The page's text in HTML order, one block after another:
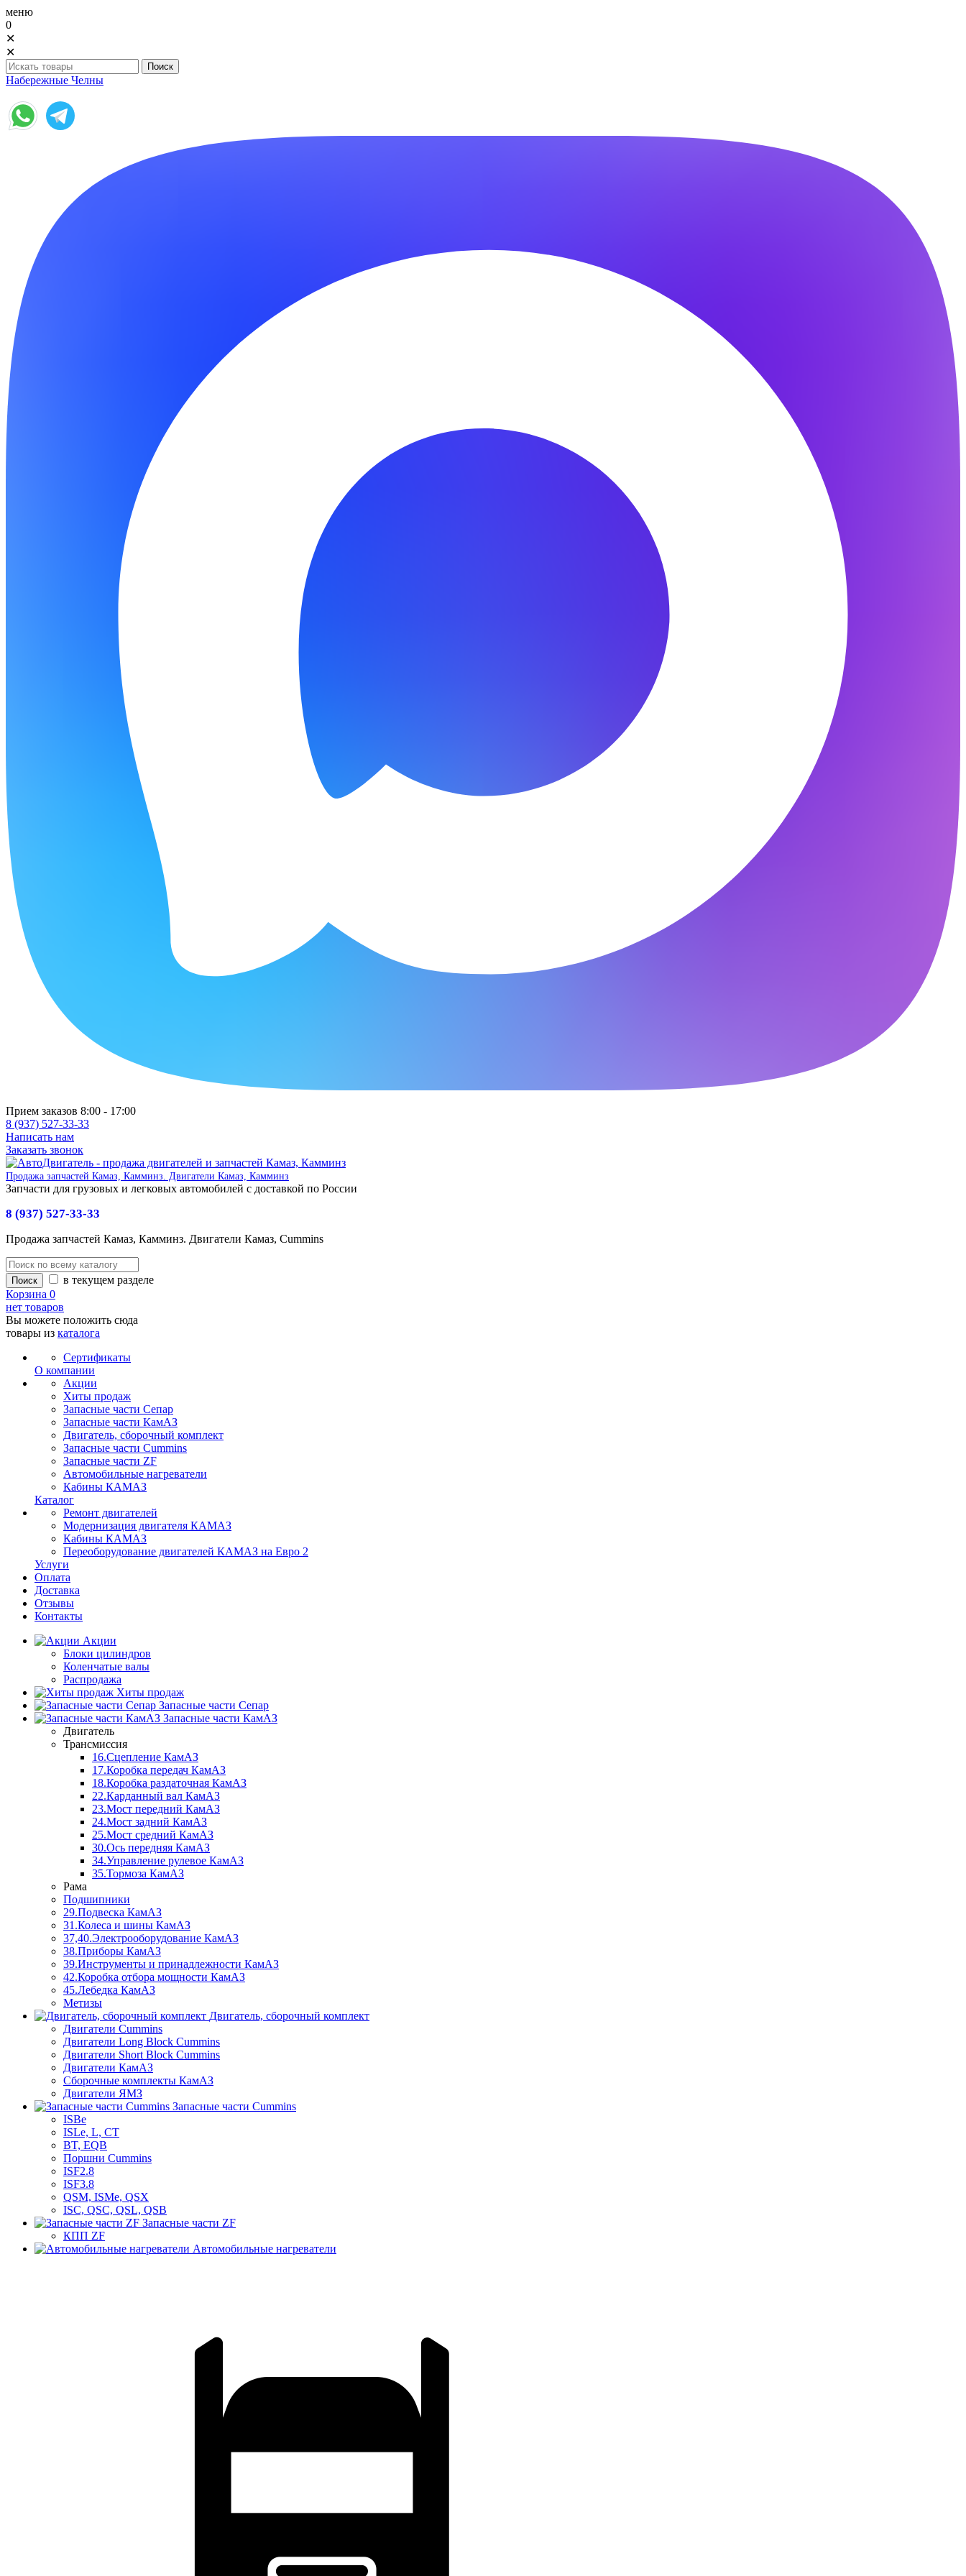
меню
0
✕
✕
Набережные Челны
Прием заказов 8:00 - 17:00
8 (937) 527-33-33
Написать нам
Заказать звонок
Продажа запчастей Камаз, Камминз. Двигатели Камаз, Камминз
Запчасти для грузовых и легковых автомобилей с доставкой по России
8 (937) 527-33-33
Продажа запчастей Камаз, Камминз. Двигатели Камаз, Cummins
в текущем разделе
Корзина 0
нет товаров
Вы можете положить сюда
товары из каталога
Сертификаты
О компании
Акции
Хиты продаж
Запасные части Сепар
Запасные части КамАЗ
Двигатель, сборочный комплект
Запасные части Cummins
Запасные части ZF
Автомобильные нагреватели
Кабины КАМАЗ
Каталог
Ремонт двигателей
Модернизация двигателя КАМАЗ
Кабины КАМАЗ
Переоборудование двигателей КАМАЗ на Евро 2
Услуги
Оплата
Доставка
Отзывы
Контакты
Акции
Блоки цилиндров
Коленчатые валы
Распродажа
Хиты продаж
Запасные части Сепар
Запасные части КамАЗ
Двигатель
Трансмиссия
16.Сцепление КамАЗ
17.Коробка передач КамАЗ
18.Коробка раздаточная КамАЗ
22.Карданный вал КамАЗ
23.Мост передний КамАЗ
24.Мост задний КамАЗ
25.Мост средний КамАЗ
30.Ось передняя КамАЗ
34.Управление рулевое КамАЗ
35.Тормоза КамАЗ
Рама
Подшипники
29.Подвеска КамАЗ
31.Колеса и шины КамАЗ
37,40.Электрооборудование КамАЗ
38.Приборы КамАЗ
39.Инструменты и принадлежности КамАЗ
42.Коробка отбора мощности КамАЗ
45.Лебедка КамАЗ
Метизы
Двигатель, сборочный комплект
Двигатели Cummins
Двигатели Long Bloсk Cummins
Двигатели Short Bloсk Cummins
Двигатели КамАЗ
Сборочные комплекты КамАЗ
Двигатели ЯМЗ
Запасные части Cummins
ISBe
ISLe, L, CT
BT, EQB
Поршни Cummins
ISF2.8
ISF3.8
QSM, ISMe, QSX
ISC, QSC, QSL, QSB
Запасные части ZF
КПП ZF
Автомобильные нагреватели